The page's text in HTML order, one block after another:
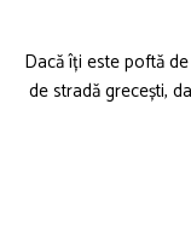
Dacă îți este poftă
de stradă grecești,